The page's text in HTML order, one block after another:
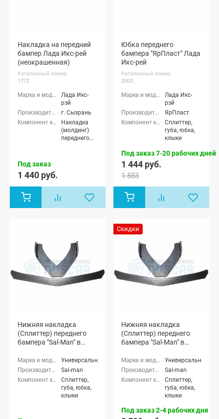
Накладка на передний
бампер Лада Икс-рей
(неокрашенная)
Каталожный номер:
1772
Лада Икс-
рэй
г. Сызрань
Накладка
(молдинг)
переднего
Под заказ
1 440 руб.
Юбка переднего
бампера "ЯрПласт" Лада
Икс-рей
Каталожный номер:
2003
Лада Икс-
рэй
ЯрПласт
Сплиттер,
губа, юбка,
клыки
Под заказ 7-20 рабочих дней
1 444 руб.
1 553
Нижняя накладка
(Сплиттер) переднего
бампера "Sal-Man" в
матовая)
Универсальные
Sal-man
Сплиттер,
губа, юбка,
клыки
Скидки
Нижняя накладка
(Сплиттер) переднего
бампера "Sal-Man" в
Универсальные
Sal-man
Сплиттер,
губа, юбка,
клыки
Под заказ 2-4 рабочих дня